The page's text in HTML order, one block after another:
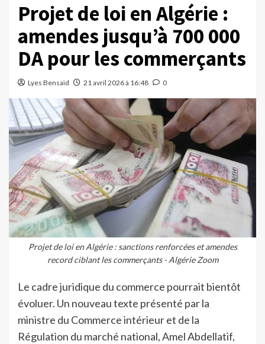
Projet de loi en Algérie :
amendes jusqu’à 700 000
DA pour les commerçants
Lyes Bensaïd 21 avril 2026 à 16:48 0
Projet de loi en Algérie : sanctions renforcées et amendes
record ciblant les commerçants - Algérie Zoom
Le cadre juridique du commerce pourrait bientôt
évoluer. Un nouveau texte présenté par la
ministre du Commerce intérieur et de la
Régulation du marché national, Amel Abdellatif,